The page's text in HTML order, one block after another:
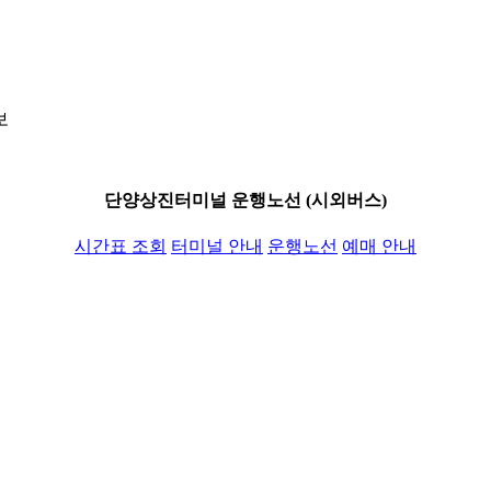
단양상진터미널 운행노선 (시외버스)
시간표 조회 터미널 안내 운행노선 예매 안내